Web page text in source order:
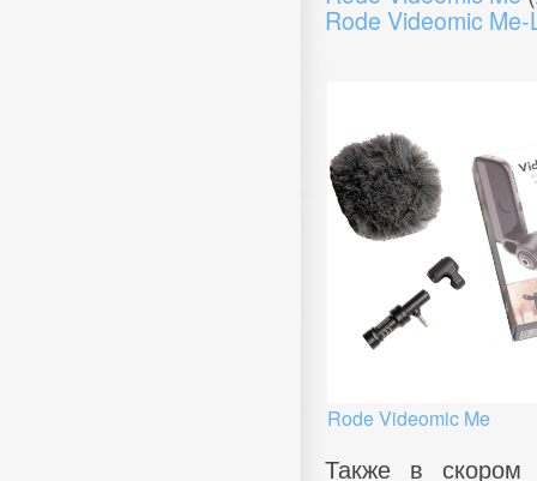
Rode Videomic Me-
Rode Videomic Me
Также в скором